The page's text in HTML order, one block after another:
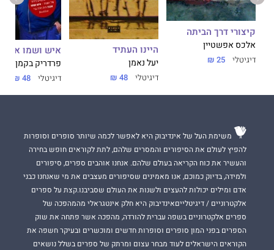
קיצורי דרך הביתה
אלכס אפשטיין
דיגיטלי 25 ₪
היינו העתיד
יעל נאמן
דיגיטלי 48 ₪
איש ושמו אובה
פרדריק בקמן
דיגיטלי 48 ₪
משימת העל של אינדיבוק היא לאפשר לכמה שיותר סופרים וסופרות
להפיץ לעולם את הסיפורים והמסרים שלהם, לתת לקוראים חופש בחירה
והעשיר את כוח הקריאה בעולם שלהם. אנחנו אוהבים ספרים, סיפורים
ולמידה, בדיוק כמוכם, אנו מאמינים שסיפורים מעצבים את מי שאנחנו כבני
אדם ומילים יכולות להעצים ולשנות את העולם שסביבנו.קצת על ספרים
אלקטרוניים / דיגיטלייםאינדיבוק היא חלק אינטגראלי מהמהפכה של
ספרים אלקטרוניים בשפה עברית להורדה, מהפכה אשר פתחה את שוק
הספרים בפני המון סופרים וסופרות חדשים ומוכשרים ובעיקר חשפה את
הקוראים הישראלים לעוד מבחר עצום ומרתק של ספרים בשלל נושאים